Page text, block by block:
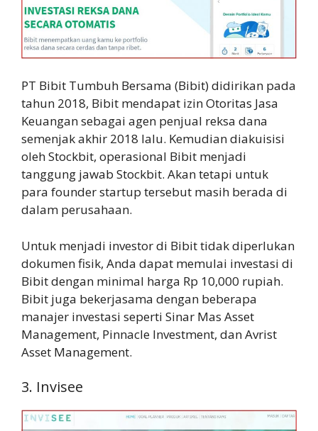
PT Bibit Tumbuh Bersama (Bibit) didirikan pada
tahun 2018, Bibit mendapat izin Otoritas Jasa
Keuangan sebagai agen penjual reksa dana
semenjak akhir 2018 lalu. Kemudian diakuisisi
oleh Stockbit, operasional Bibit menjadi
tanggung jawab Stockbit. Akan tetapi untuk
para founder startup tersebut masih berada di
dalam perusahaan.
Untuk menjadi investor di Bibit tidak diperlukan
dokumen fisik, Anda dapat memulai investasi di
Bibit dengan minimal harga Rp 10,000 rupiah.
Bibit juga bekerjasama dengan beberapa
manajer investasi seperti Sinar Mas Asset
Management, Pinnacle Investment, dan Avrist
Asset Management.
3. Invisee